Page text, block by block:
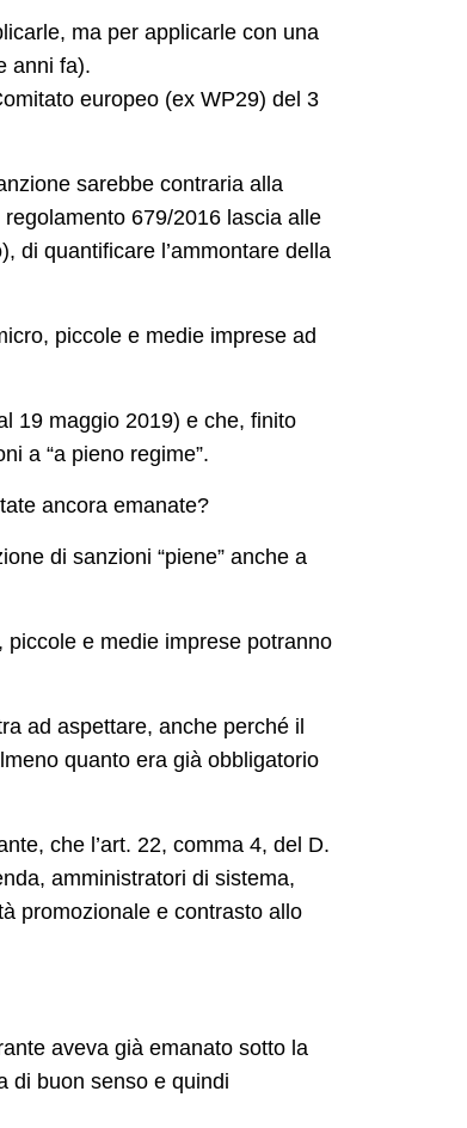
ma per applicarle con una
anni fa).
europeo (ex WP29) del 3
sarebbe contraria alla
679/2016 lascia alle
di quantificare l’ammontare della
piccole e medie imprese ad
19 maggio 2019) e che, finito
a “a pieno regime”.
ancora emanate?
di sanzioni “piene” anche a
e medie imprese potranno
ad aspettare, anche perché il
quanto era già obbligatorio
che l’art. 22, comma 4, del D.
amministratori di sistema,
promozionale e contrasto allo
aveva già emanato sotto la
di buon senso e quindi